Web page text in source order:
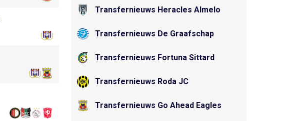
Transfernieuws Heracles Almelo
Transfernieuws De Graafschap
Transfernieuws Fortuna Sittard
Transfernieuws Roda JC
Transfernieuws Go Ahead Eagles